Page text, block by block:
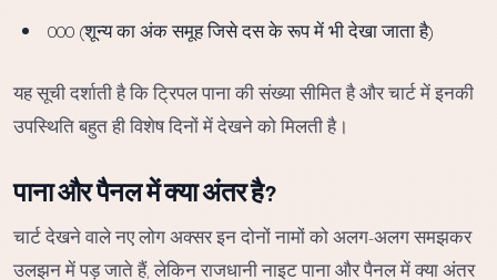
000 (शून्य का अंक समूह जिसे दस के रूप में भी देखा जाता है)
यह सूची दर्शाती है कि ट्रिपल पाना की संख्या सीमित है और चार्ट में इनकी
उपस्थिति बहुत ही विशेष दिनों में देखने को मिलती है।
पाना और पैनल में क्या अंतर है?
चार्ट देखने वाले नए लोग अक्सर इन दोनों नामों को अलग-अलग समझकर
उलझन में पड़ जाते हैं, लेकिन राजधानी नाइट पाना और पैनल में क्या अंतर